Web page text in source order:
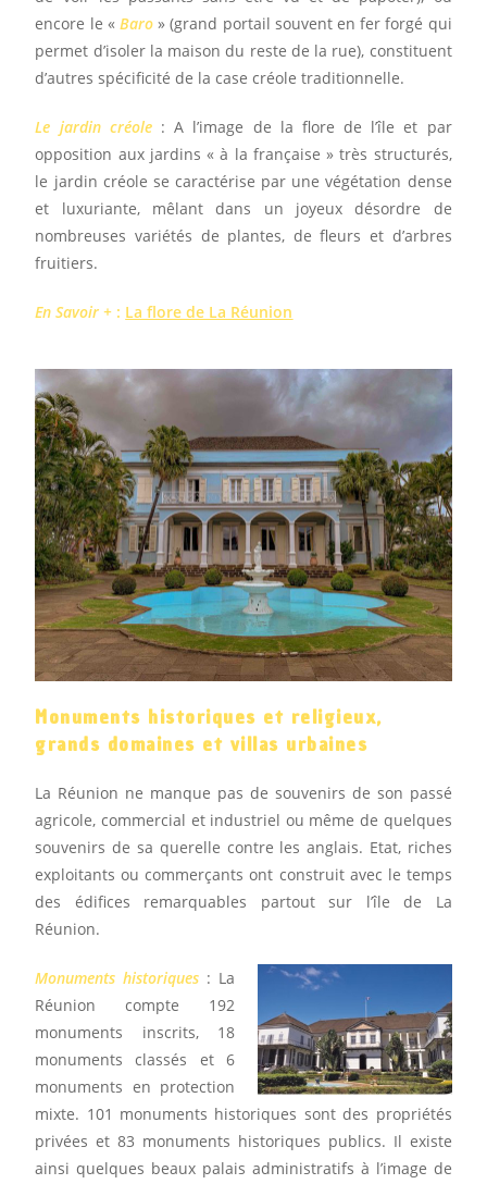
encore le «Baro » (grand portail souvent en fer forgé qui
permet d’isoler la maison du reste de la rue), constituent
d’autres spécificité de la case créole traditionnelle.
Le jardin créole: A l’image de la flore de l’île et par
opposition aux jardins « à la française » très structurés,
le jardin créole se caractérise par une végétation dense
et luxuriante, mêlant dans un joyeux désordre de
nombreuses variétés de plantes, de fleurs et d’arbres
fruitiers.
En Savoir + : La flore de La Réunion
Monuments historiques et religieux,
grands domaines et villas urbaines
La Réunion ne manque pas de souvenirs de son passé
agricole, commercial et industriel ou même de quelques
souvenirs de sa querelle contre les anglais. Etat, riches
exploitants ou commerçants ont construit avec le temps
des édifices remarquables partout sur l’île de La
Réunion.
Monuments historiques : La
Réunion compte 192
monuments inscrits, 18
monuments classés et 6
monuments en protection
mixte. 101 monuments historiques sont des propriétés
privées et 83 monuments historiques publics. Il existe
ainsi quelques beaux palais administratifs à l’image de